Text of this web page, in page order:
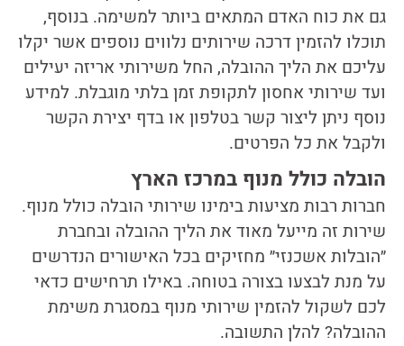
גם את כוח האדם המתאים ביותר למשימה. בנוסף,
תוכלו להזמין דרכה שירותים נלווים נוספים אשר יקלו
עליכם את הליך ההובלה, החל משירותי אריזה יעילים
ועד שירותי אחסון לתקופת זמן בלתי מוגבלת. למידע
נוסף ניתן ליצור קשר בטלפון או בדף יצירת הקשר
ולקבל את כל הפרטים.
הובלה כולל מנוף במרכז הארץ
חברות רבות מציעות בימינו שירותי הובלה כולל מנוף.
שירות זה מייעל מאוד את הליך ההובלה ובחברת
״הובלות אשכנזי״ מחזיקים בכל האישורים הנדרשים
על מנת לבצעו בצורה בטוחה. באילו תרחישים כדאי
לכם לשקול להזמין שירותי מנוף במסגרת משימת
ההובלה? להלן התשובה.